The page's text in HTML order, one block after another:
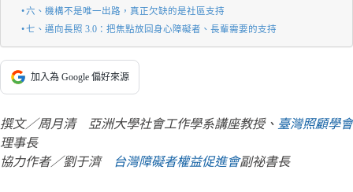
六、機構不是唯一出路，真正欠缺的是社區支持
七、邁向長照 3.0：把焦點放回身心障礙者、長輩需要的支持
加入為 Google 偏好來源
撰文／周月清 亞洲大學社會工作學系講座教授、 臺灣照顧學會
理事長
協力作者／劉于濟
台灣障礙者權益促進會副祕書長